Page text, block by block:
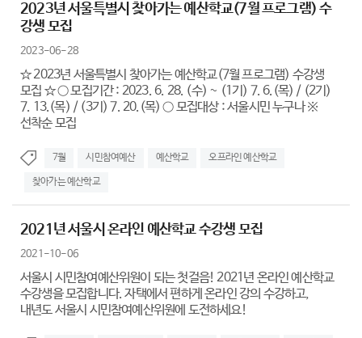
2023년 서울특별시 찾아가는 예산학교(7월 프로그램) 수
강생 모집
2023-06-28
☆ 2023년 서울특별시 찾아가는 예산학교(7월 프로그램) 수강생
모집 ☆ ○ 모집기간 : 2023. 6. 28. (수) ~ (1기) 7. 6.(목) / (2기)
7. 13.(목) / (3기) 7. 20.(목) ○ 모집대상 : 서울시민 누구나 ※
선착순 모집
7월 시민참여예산 예산학교 오프라인 예산학교
찾아가는 예산학교
2021년 서울시 온라인 예산학교 수강생 모집
2021-10-06
서울시 시민참여예산위원이 되는 첫걸음! 2021년 온라인 예산학교
수강생을 모집합니다. 자택에서 편하게 온라인 강의 수강하고,
내년도 서울시 시민참여예산위원에 도전하세요!